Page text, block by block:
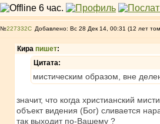
№227332 Добавлено: Вс 28 Дек 14, 00:31 (12 лет
Кира пишет:
Цитата:
мистическим образом, вне
значит, что когда христианский
объект видения (Бог) сливается
так выходит по-Вашему ?